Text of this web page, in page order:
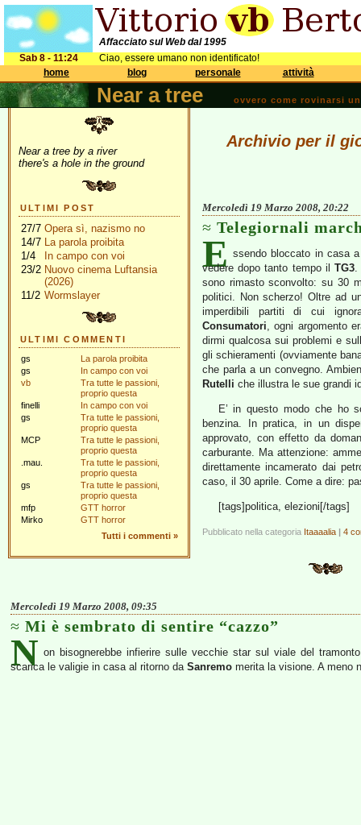
Affacciato sul Web dal 1995
Sab 8 - 11:24
Ciao, essere umano non identificato!
home
blog personale attività
Near a tree ovvero come rovinarsi
Near a tree by a river
there's a hole in the ground
ULTIMI POST
27/7 Opera sì, nazismo no
14/7 La parola proibita
1/4
In campo con voi
23/2 Nuovo cinema Luftansia
(2026)
11/2 Wormslayer
ULTIMI COMMENTI
gs
La parola proibita
gs
In campo con voi
vb
Tra tutte le passioni,
proprio questa
finelli
In campo con voi
gs
Tra tutte le passioni,
proprio questa
MCP
Tra tutte le passioni,
proprio questa
.mau.
Tra tutte le passioni,
proprio questa
gs
Tra tutte le passioni,
proprio questa
mfp
GTT horror
Mirko
GTT horror
Tutti i commenti »
Archivio per il
Mercoledì 19 Marzo 2008, 20:22
Telegiornali
E ssendo bloccato in casa
vedere dopo tanto tempo il TG3.
sono rimasto sconvolto: su 30
politici. Non scherzo! Oltre ad
imperdibili partiti di cui
Consumatori, ogni argomento
dirmi qualcosa sui problemi e
gli schieramenti (ovviamente
che parla a un convegno.
Rutelli che illustra le sue grandi
E’ in questo modo che ho
benzina. In pratica, in un
approvato, con effetto da
carburante. Ma attenzione:
direttamente incamerato dai
caso, il 30 aprile. Come a dire:
[tags]politica, elezioni[/tags]
Pubblicato nella categoria Itaaaalia | 4
Mercoledì 19 Marzo 2008, 09:35
Mi è sembrato di sentire “cazzo”
N on bisognerebbe infierire sulle vecchie star sul viale del
scarica le valigie in casa al ritorno da Sanremo merita la visione. A meno